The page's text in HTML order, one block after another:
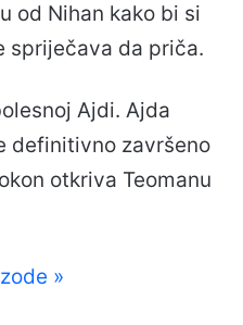
od Nihan kako bi si
spriječava da priča.
Ajdi. Ajda
definitivno završeno
otkriva Teomanu
»